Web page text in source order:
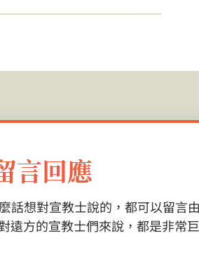
言回應
話想對宣教士說的，都可以留言
遠方的宣教士們來說，都是非常